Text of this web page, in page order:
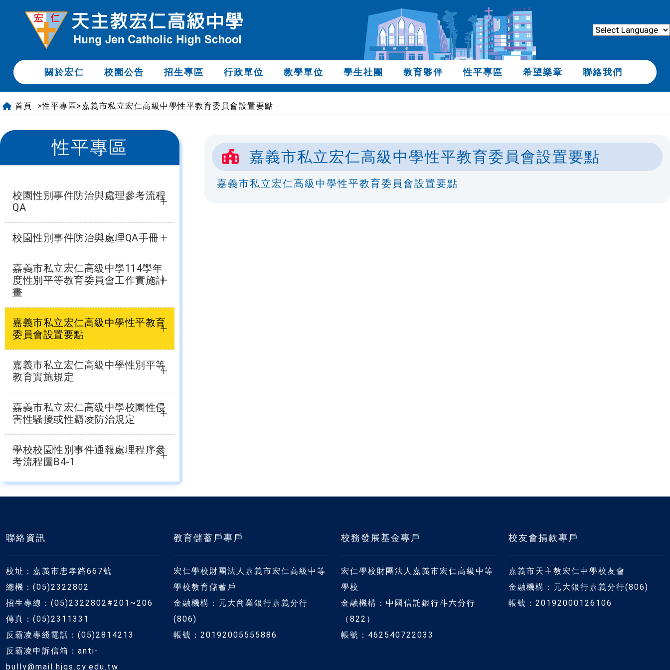
關於宏仁 校園公告 招生專區 行政單位 教學單位 學生社團 教育夥伴 性平專區 希望樂章 聯絡我們
首頁 >性平專區>嘉義市私立宏仁高級中學性平教育委員會設置要點
性平專區
校園性別事件防治與處理參考流程
QA
校園性別事件防治與處理QA手冊
嘉義市私立宏仁高級中學114學年
度性別平等教育委員會工作實施計
畫
嘉義市私立宏仁高級中學性平教育
委員會設置要點
嘉義市私立宏仁高級中學性別平等
教育實施規定
嘉義市私立宏仁高級中學校園性侵
害性騷擾或性霸凌防治規定
學校校園性別事件通報處理程序參
考流程圖B4-1
嘉義市私立宏仁高級中學性平教育委員會設置要點
嘉義市私立宏仁高級中學性平教育委員會設置要點
聯絡資訊
校址：嘉義市忠孝路667號
總機：(05)2322802
招生專線：(05)2322802#201~206
傳真：(05)2311331
反霸凌專綫電話：(05)2814213
反霸凌申訴信箱：anti-
bully@mail.hjgs.cy.edu.tw
教育儲蓄戶專戶
宏仁學校財團法人嘉義市宏仁高級中等
學校教育儲蓄戶
金融機構：元大商業銀行嘉義分行
(806)
帳號：20192005555886
校務發展基金專戶
宏仁學校財團法人嘉義市宏仁高級中等
學校
金融機構：中國信託銀行斗六分行
（822）
帳號：462540722033
校友會捐款專戶
嘉義市天主教宏仁中學校友會
金融機構：元大銀行嘉義分行(806)
帳號：20192000126106